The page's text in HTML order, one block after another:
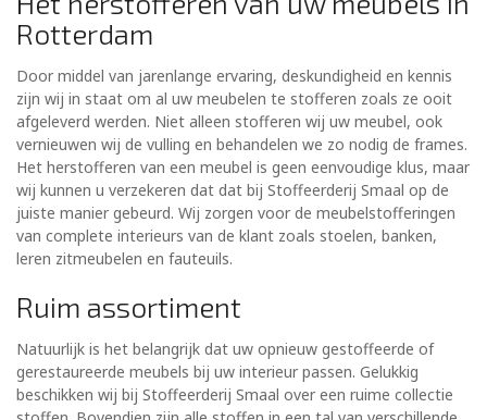
Rotterdam
Door middel van jarenlange ervaring, deskundigheid en kennis
zijn wij in staat om al uw meubelen te stofferen zoals ze ooit
afgeleverd werden. Niet alleen stofferen wij uw meubel, ook
vernieuwen wij de vulling en behandelen we zo nodig de frames.
Het herstofferen van een meubel is geen eenvoudige klus, maar
wij kunnen u verzekeren dat dat bij Stoffeerderij Smaal op de
juiste manier gebeurd. Wij zorgen voor de meubelstofferingen
van complete interieurs van de klant zoals stoelen, banken,
leren zitmeubelen en fauteuils.
Ruim assortiment
Natuurlijk is het belangrijk dat uw opnieuw gestoffeerde of
gerestaureerde meubels bij uw interieur passen. Gelukkig
beschikken wij bij Stoffeerderij Smaal over een ruime collectie